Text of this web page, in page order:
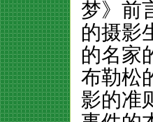
梦》前
的摄影
的名家
布勒松
影的准